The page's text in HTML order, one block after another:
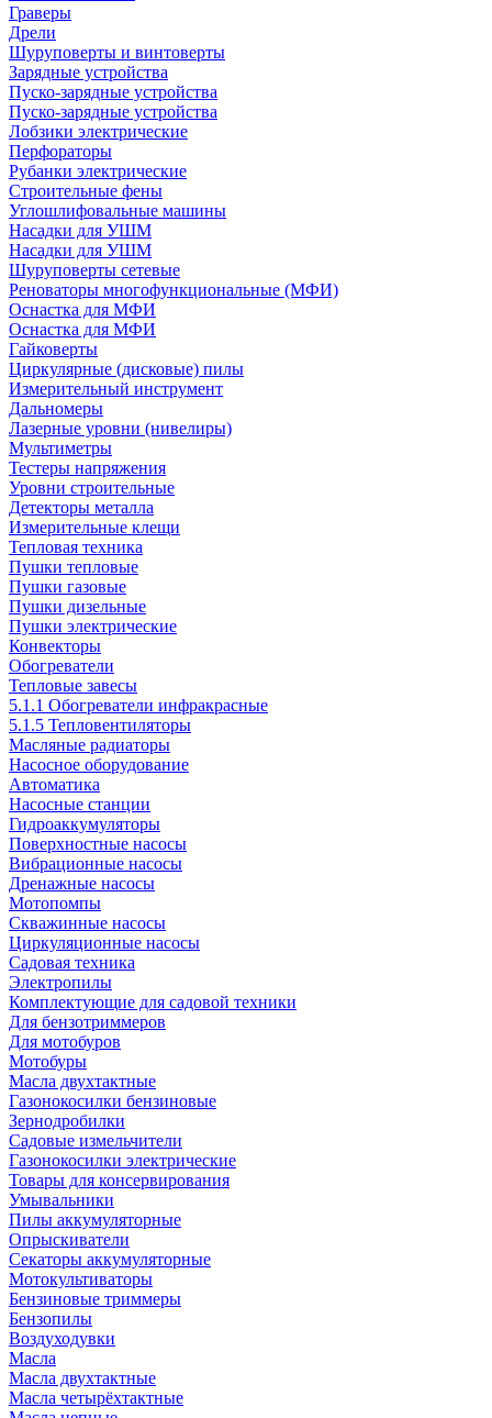
Граверы
Дрели
Шуруповерты и винтоверты
Зарядные устройства
Пуско-зарядные устройства
Пуско-зарядные устройства
Лобзики электрические
Перфораторы
Рубанки электрические
Строительные фены
Углошлифовальные машины
Насадки для УШМ
Насадки для УШМ
Шуруповерты сетевые
Реноваторы многофункциональные (МФИ)
Оснастка для МФИ
Оснастка для МФИ
Гайковерты
Циркулярные (дисковые) пилы
Измерительный инструмент
Дальномеры
Лазерные уровни (нивелиры)
Мультиметры
Тестеры напряжения
Уровни строительные
Детекторы металла
Измерительные клещи
Тепловая техника
Пушки тепловые
Пушки газовые
Пушки дизельные
Пушки электрические
Конвекторы
Обогреватели
Тепловые завесы
5.1.1 Обогреватели инфракрасные
5.1.5 Тепловентиляторы
Масляные радиаторы
Насосное оборудование
Автоматика
Насосные станции
Гидроаккумуляторы
Поверхностные насосы
Вибрационные насосы
Дренажные насосы
Мотопомпы
Скважинные насосы
Циркуляционные насосы
Садовая техника
Электропилы
Комплектующие для садовой техники
Для бензотриммеров
Для мотобуров
Мотобуры
Масла двухтактные
Газонокосилки бензиновые
Зернодробилки
Садовые измельчители
Газонокосилки электрические
Товары для консервирования
Умывальники
Пилы аккумуляторные
Опрыскиватели
Секаторы аккумуляторные
Мотокультиваторы
Бензиновые триммеры
Бензопилы
Воздуходувки
Масла
Масла двухтактные
Масла четырёхтактные